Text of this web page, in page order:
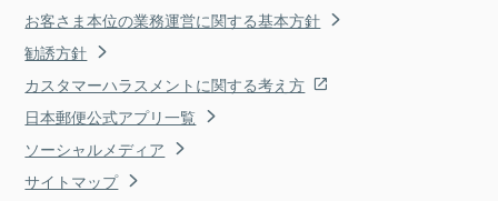
お客さま本位の業務運営に関する基本方針
勧誘方針
カスタマーハラスメントに関する考え方
日本郵便公式アプリ一覧
ソーシャルメディア
サイトマップ